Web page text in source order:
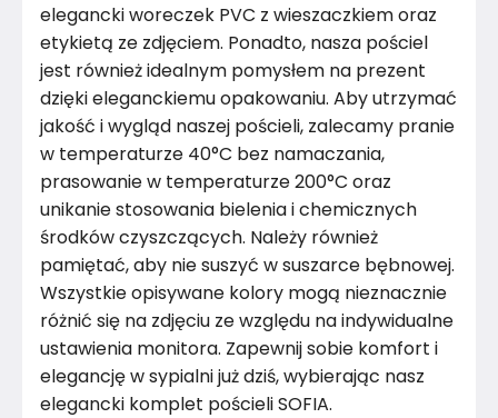
elegancki woreczek PVC z wieszaczkiem oraz
etykietą ze zdjęciem. Ponadto, nasza pościel
jest również idealnym pomysłem na prezent
dzięki eleganckiemu opakowaniu. Aby utrzymać
jakość i wygląd naszej pościeli, zalecamy pranie
w temperaturze 40°C bez namaczania,
prasowanie w temperaturze 200°C oraz
unikanie stosowania bielenia i chemicznych
środków czyszczących. Należy również
pamiętać, aby nie suszyć w suszarce bębnowej.
Wszystkie opisywane kolory mogą nieznacznie
różnić się na zdjęciu ze względu na indywidualne
ustawienia monitora. Zapewnij sobie komfort i
elegancję w sypialni już dziś, wybierając nasz
elegancki komplet pościeli SOFIA.